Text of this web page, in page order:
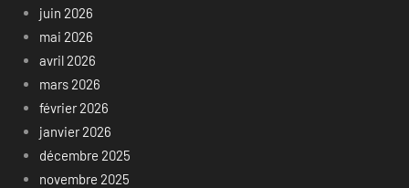
juin 2026
mai 2026
avril 2026
mars 2026
février 2026
janvier 2026
décembre 2025
novembre 2025